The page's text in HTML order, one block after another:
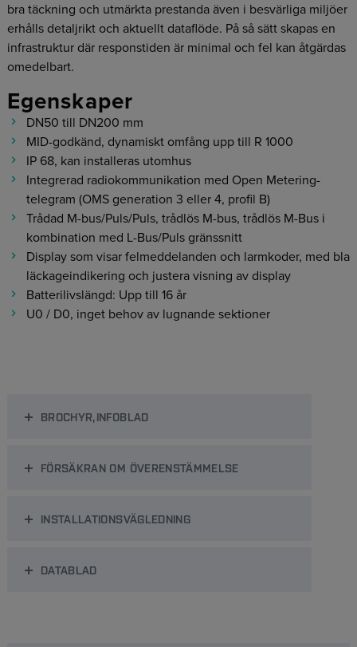
bra täckning och utmärkta prestanda även i besvärliga miljöer
erhålls detaljrikt och aktuellt dataflöde. På så sätt skapas en
infrastruktur där responstiden är minimal och fel kan åtgärdas
omedelbart.
Egenskaper
DN50 till DN200 mm
MID-godkänd, dynamiskt omfång upp till R 1000
IP 68, kan installeras utomhus
Integrerad radiokommunikation med Open Metering-
telegram (OMS generation 3 eller 4, profil B)
Trådad M-bus/Puls/Puls, trådlös M-bus, trådlös M-Bus i
kombination med L-Bus/Puls gränssnitt
Display som visar felmeddelanden och larmkoder, med bla
läckageindikering och justera visning av display
Batterilivslängd: Upp till 16 år
U0 / D0, inget behov av lugnande sektioner
BROCHYR,INFOBLAD
FÖRSÄKRAN OM ÖVERENSTÄMMELSE
INSTALLATIONSVÄGLEDNING
DATABLAD